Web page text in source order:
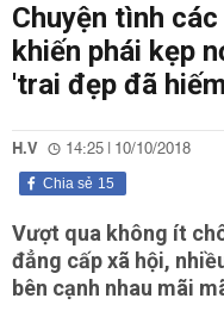
Chuyện tình
khiến phái kẹp
'trai đẹp đã
H.V 14:25 | 10/10/2018
15
Chia sẻ
Vượt qua không ít
đẳng cấp xã hội,
bên cạnh nhau mãi